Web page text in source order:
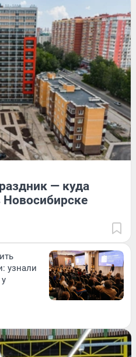
— куда
Новосибирске
узнали